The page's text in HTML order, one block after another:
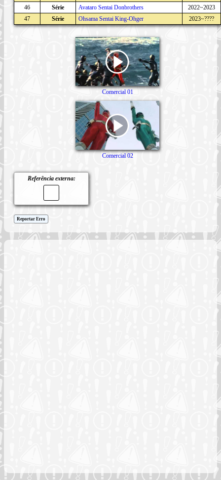
46
Série Avataro Sentai Donbrothers
2022~2023
47
Série Ohsama Sentai King-Ohger 2023~????
Referência externa:
Comercial 01
Comercial 02
Reportar Erro